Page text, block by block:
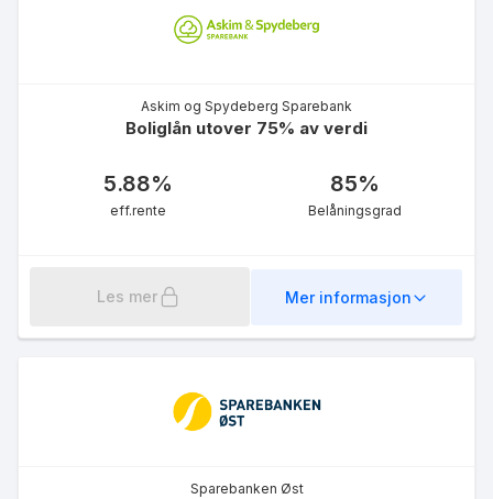
Askim og Spydeberg Sparebank
Boliglån utover 75% av verdi
5.88%
eff.rente
85%
Belåningsgrad
Les mer Mer informasjon
Sparebanken Øst